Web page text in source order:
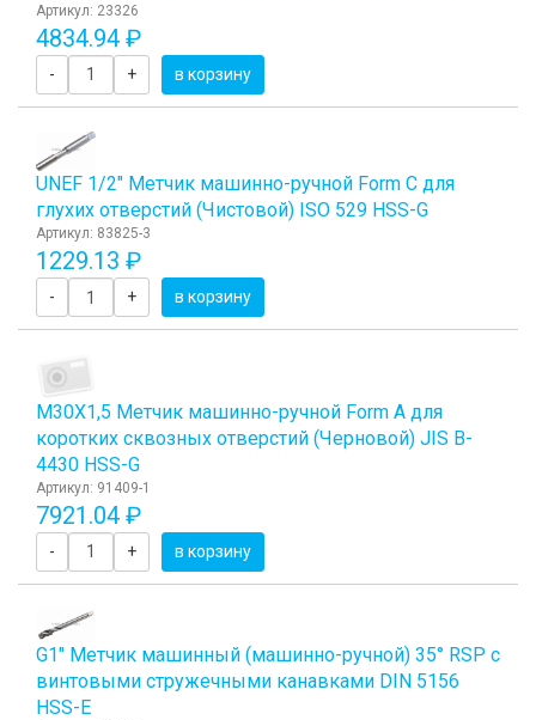
Артикул: 23326
4834.94 ₽
- + в корзину
UNEF 1/2" Метчик машинно-ручной Form C для
глухих отверстий (Чистовой) ISO 529 HSS-G
Артикул: 83825-3
1229.13 ₽
- + в корзину
М30Х1,5 Метчик машинно-ручной Form A для
коротких сквозных отверстий (Черновой) JIS B-
4430 HSS-G
Артикул: 91409-1
7921.04 ₽
- + в корзину
G1" Метчик машинный (машинно-ручной) 35° RSP с
винтовыми стружечными канавками DIN 5156
HSS-E